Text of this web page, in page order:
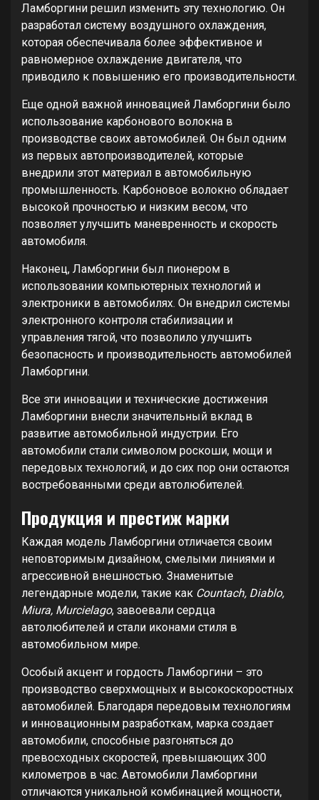
Ламборгини решил изменить эту технологию. Он
разработал систему воздушного охлаждения,
которая обеспечивала более эффективное и
равномерное охлаждение двигателя, что
приводило к повышению его производительности.
Еще одной важной инновацией Ламборгини было
использование карбонового волокна в
производстве своих автомобилей. Он был одним
из первых автопроизводителей, которые
внедрили этот материал в автомобильную
промышленность. Карбоновое волокно обладает
высокой прочностью и низким весом, что
позволяет улучшить маневренность и скорость
автомобиля.
Наконец, Ламборгини был пионером в
использовании компьютерных технологий и
электроники в автомобилях. Он внедрил системы
электронного контроля стабилизации и
управления тягой, что позволило улучшить
безопасность и производительность автомобилей
Ламборгини.
Все эти инновации и технические достижения
Ламборгини внесли значительный вклад в
развитие автомобильной индустрии. Его
автомобили стали символом роскоши, мощи и
передовых технологий, и до сих пор они остаются
востребованными среди автолюбителей.
Продукция и престиж марки
Каждая модель Ламборгини отличается своим
неповторимым дизайном, смелыми линиями и
агрессивной внешностью. Знаменитые
легендарные модели, такие как Countach, Diablo,
Miura, Murcielago, завоевали сердца
автолюбителей и стали иконами стиля в
автомобильном мире.
Особый акцент и гордость Ламборгини – это
производство сверхмощных и высокоскоростных
автомобилей. Благодаря передовым технологиям
и инновационным разработкам, марка создает
автомобили, способные разгоняться до
превосходных скоростей, превышающих 300
километров в час. Автомобили Ламборгини
отличаются уникальной комбинацией мощности,